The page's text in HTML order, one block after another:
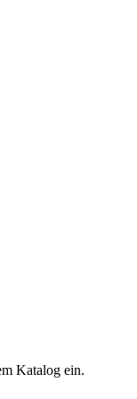
Katalog ein.